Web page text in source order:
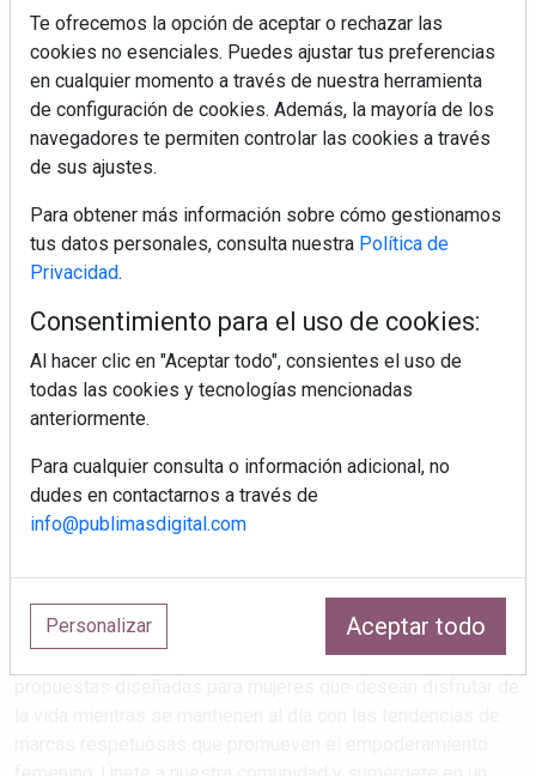
Regístrate y accede a contenidos
exclusivos
Estilos de vida que atrapan
Explora las últimas tendencias en salud, maternidad, viajes,
cultura y feminismo en nuestra revista. Descubre
Te ofrecemos la opción de aceptar o rechazar las
cookies no esenciales. Puedes ajustar tus preferencias
en cualquier momento a través de nuestra herramienta
de configuración de cookies. Además, la mayoría de los
navegadores te permiten controlar las cookies a través
de sus ajustes.
Para obtener más información sobre cómo gestionamos
tus datos personales, consulta nuestra Política de
Privacidad.
Consentimiento para el uso de cookies:
Al hacer clic en "Aceptar todo", consientes el uso de
todas las cookies y tecnologías mencionadas
anteriormente.
Para cualquier consulta o información adicional, no
dudes en contactarnos a través de
info@publimasdigital.com
Personalizar Aceptar todo